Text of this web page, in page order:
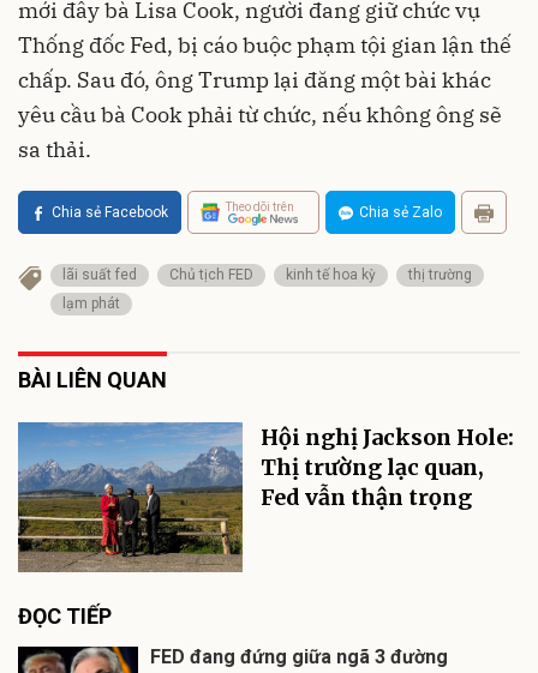
mới đây bà Lisa Cook, người đang giữ chức vụ
Thống đốc Fed, bị cáo buộc phạm tội gian lận thế
chấp. Sau đó, ông Trump lại đăng một bài khác
yêu cầu bà Cook phải từ chức, nếu không ông sẽ
sa thải.
Chia sẻ Facebook Theo dõi trên Chia sẻ Zalo
lãi suất fed Chủ tịch FED kinh tế hoa kỳ
thị trường
lạm phát
BÀI LIÊN QUAN
Hội nghị Jackson Hole:
Thị trường lạc quan,
Fed vẫn thận trọng
ĐỌC TIẾP
FED đang đứng giữa ngã 3 đường